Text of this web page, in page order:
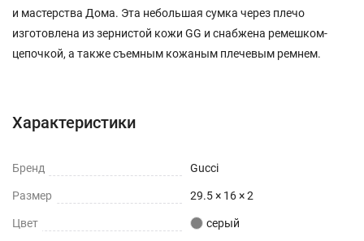
и мастерства Дома. Эта небольшая сумка через плечо
изготовлена из зернистой кожи GG и снабжена ремешком-
цепочкой, а также съемным кожаным плечевым ремнем.
Характеристики
Бренд Gucci
Размер 29.5 × 16 × 2
Цвет серый